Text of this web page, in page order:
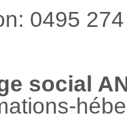
0495
social